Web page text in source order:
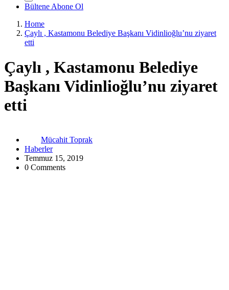
Bültene Abone Ol
Home
Çaylı , Kastamonu Belediye Başkanı Vidinlioğlu’nu ziyaret
etti
Çaylı , Kastamonu Belediye
Başkanı Vidinlioğlu’nu ziyaret
etti
Mücahit Toprak
Haberler
Temmuz 15, 2019
0 Comments